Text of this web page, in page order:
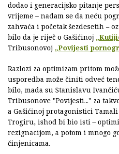
dodao i generacijsko pitanje
vrijeme – nadam se da neću
zahvaća i početak šezdesetih –
bilo da je riječ o Gašićinoj
Tribusonovoj „Povijesti
Razlozi za optimizam pritom
usporedba može činiti odveć
bilo, mada su Stanislavu
Tribusonove "Povijesti..." za
a Gašićinoj protagonistici
Trogiru, ishod bi bio isti –
rezignacijom, a potom i mnogo
činjenicama.